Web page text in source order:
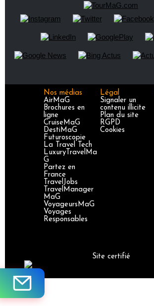
Nos médias
AirMaG
Brochures en
ligne
CruiseMaG
DestiMaG
Futuroscopie
La Travel Tech
LuxuryTravelMa
G
Partez en
France
TravelJobs
TravelManager
MaG
VoyageursMaG
Voyages
Responsables
Légal
Signaler un
contenu illicite
Plan du site
RGPD
Cookies
Site certifié